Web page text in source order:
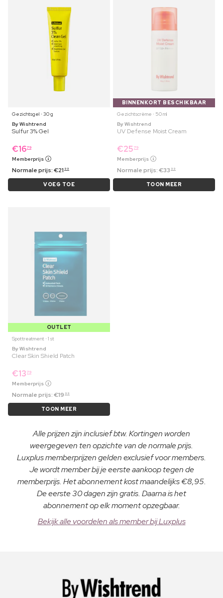
Gezichtsgel ⋅ 30 g
By Wishtrend
Sulfur 3% Gel
€1679
Memberprijs
Normale prijs:€21 99
VOEG TOE
BINNENKORT BESCHIKBAAR
Gezichtscrème ⋅ 50 ml
By Wishtrend
UV Defense Moist Cream
€25 79
Memberprijs
Normale prijs:€33 99
TOON MEER
OUTLET
Spottreatment ⋅ 1 st
By Wishtrend
Clear Skin Shield Patch
€13 79
Memberprijs
Normale prijs:€19 99
TOON MEER
Alle prijzen zijn inclusief btw. Kortingen worden
weergegeven ten opzichte van de normale prijs.
Luxplus memberprijzen gelden exclusief voor members.
Je wordt member bij je eerste aankoop tegen de
memberprijs. Het abonnement kost maandelijks €8,95.
De eerste 30 dagen zijn gratis. Daarna is het
abonnement op elk moment opzegbaar.
Bekijk alle voordelen als member bij Luxplus